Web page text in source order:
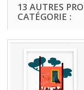
13 AUTRES
CATÉGORIE :